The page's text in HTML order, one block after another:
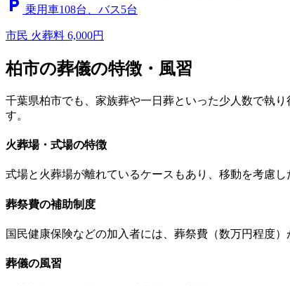
local_parking 乗用車108台、バス5台
市民 火葬料 6,000円
柏市の葬儀の特徴・風習
千葉県柏市でも、家族葬や一日葬といった少人数で執
す。
火葬場・式場の特徴
式場と火葬場が離れているケースもあり、移動を考慮
葬祭費の補助制度
国民健康保険などの加入者には、葬祭費（数万円程度
葬儀の風習